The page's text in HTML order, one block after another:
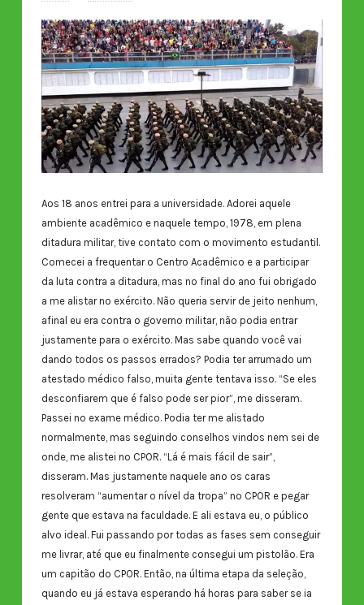
Aos 18 anos entrei para a universidade. Adorei aquele
ambiente acadêmico e naquele tempo, 1978, em plena
ditadura militar, tive contato com o movimento estudantil.
Comecei a frequentar o Centro Acadêmico e a participar
da luta contra a ditadura, mas no final do ano fui obrigado
a me alistar no exército. Não queria servir de jeito nenhum,
afinal eu era contra o governo militar, não podia entrar
justamente para o exército. Mas sabe quando você vai
dando todos os passos errados? Podia ter arrumado um
atestado médico falso, muita gente tentava isso. “Se eles
desconfiarem que é falso pode ser pior”, me disseram.
Passei no exame médico. Podia ter me alistado
normalmente, mas seguindo conselhos vindos nem sei de
onde, me alistei no CPOR. “Lá é mais fácil de sair”,
disseram. Mas justamente naquele ano os caras
resolveram “aumentar o nível da tropa” no CPOR e pegar
gente que estava na faculdade. E ali estava eu, o público
alvo ideal. Fui passando por todas as fases sem conseguir
me livrar, até que eu finalmente consegui um pistolão. Era
um capitão do CPOR. Então, na última etapa da seleção,
quando eu já estava esperando há horas para saber se ia